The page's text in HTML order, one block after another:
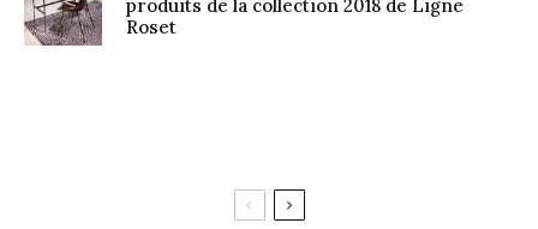
produits de la collection 2018 de Ligne
Roset